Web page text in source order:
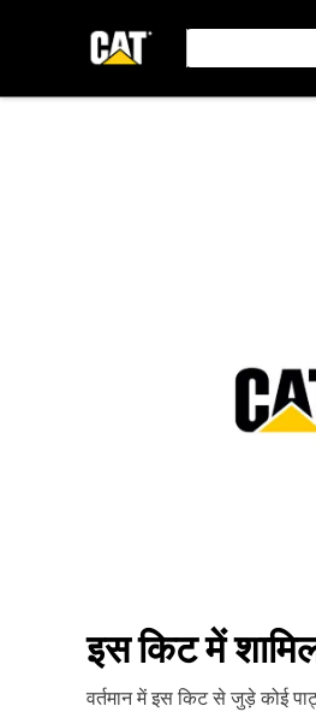
इस किट में
वर्तमान में इस किट से जुड़े कोई